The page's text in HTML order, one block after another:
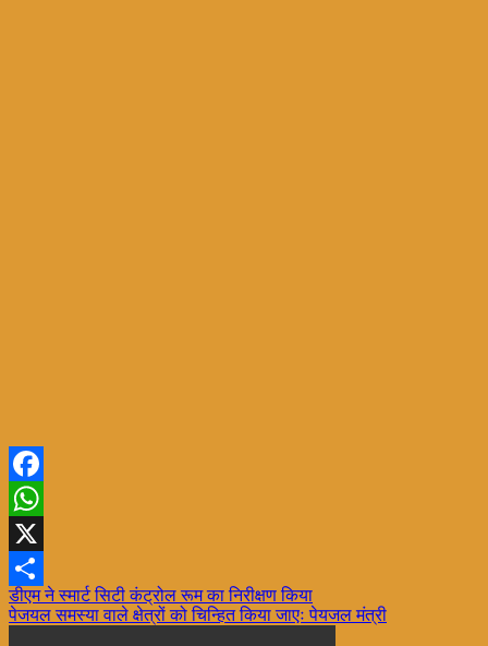
Facebook
WhatsApp
X
Share
Post
navigation
डीएम ने स्मार्ट सिटी कंट्रोल रूम का निरीक्षण किया
पेजयल समस्या वाले क्षेत्रों को चिन्हित किया जाएः पेयजल मंत्री